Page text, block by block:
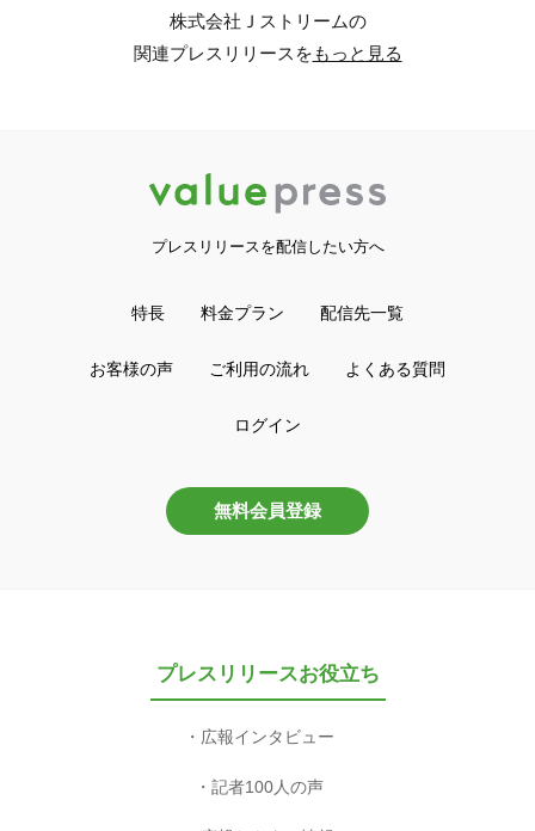
株式会社Ｊストリームの
関連プレスリリースをもっと見る
プレスリリースを配信したい方へ
特長 料金プラン 配信先一覧
お客様の声 ご利用の流れ よくある質問
ログイン
無料会員登録
プレスリリースお役立ち
広報インタビュー
記者100人の声